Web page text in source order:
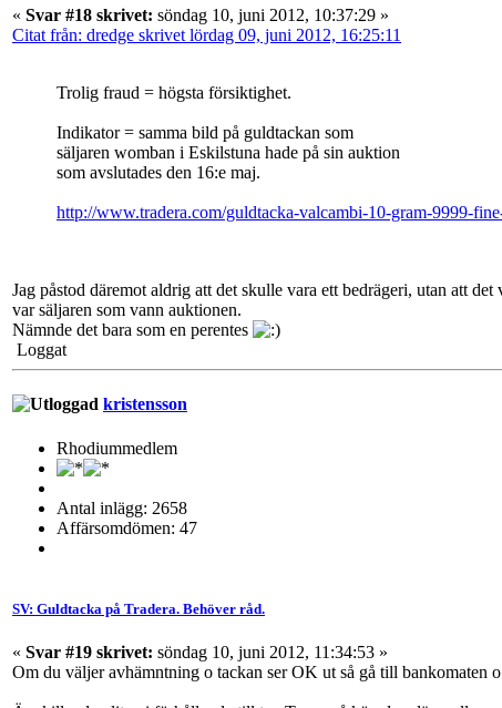
« Svar #18 skrivet: söndag 10, juni 2012, 10:37:29 »
Citat från: dredge skrivet lördag 09, juni 2012, 16:25:11
Trolig fraud = högsta försiktighet.
Indikator = samma bild på guldtackan som
säljaren womban i Eskilstuna hade på sin auktion
som avslutades den 16:e maj.
http://www.tradera.com/guldtacka-valcambi-10-gram-9999-
Jag påstod däremot aldrig att det skulle vara ett bedrägeri, utan att
var säljaren som vann auktionen.
Nämnde det bara som en perentes
Loggat
kristensson
Rhodiummedlem
Antal inlägg: 2658
Affärsomdömen: 47
SV: Guldtacka på Tradera. Behöver råd.
« Svar #19 skrivet: söndag 10, juni 2012, 11:34:53 »
Om du väljer avhämntning o tackan ser OK ut så gå till bankomaten